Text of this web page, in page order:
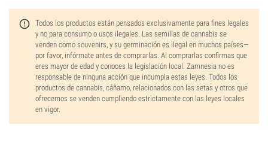
Todos los productos están pensados exclusivamente para fines legales
y no para consumo o usos ilegales. Las semillas de cannabis se
venden como souvenirs, y su germinación es ilegal en muchos países—
por favor, infórmate antes de comprarlas. Al comprarlas confirmas que
eres mayor de edad y conoces la legislación local. Zamnesia no es
responsable de ninguna acción que incumpla estas leyes. Todos los
productos de cannabis, cáñamo, relacionados con las setas y otros que
ofrecemos se venden cumpliendo estrictamente con las leyes locales
en vigor.